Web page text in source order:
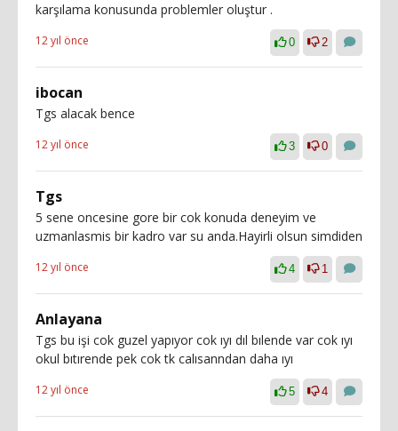
karşılama konusunda problemler oluştur .
12 yıl önce 0 2
ibocan
Tgs alacak bence
12 yıl önce 3 0
Tgs
5 sene oncesine gore bir cok konuda deneyim ve
uzmanlasmis bir kadro var su anda.Hayirli olsun simdiden
12 yıl önce 4 1
Anlayana
Tgs bu işi cok guzel yapıyor cok ıyı dıl bılende var cok ıyı
okul bıtırende pek cok tk calısanndan daha ıyı
12 yıl önce 5 4